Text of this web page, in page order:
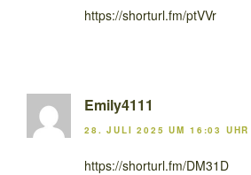
https://shorturl.fm/ptVVr
Emily4111
28. JULI 2025 UM 16:03 UHR
https://shorturl.fm/DM31D